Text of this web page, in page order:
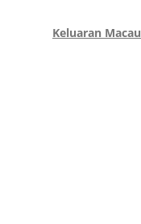
Keluaran Macau